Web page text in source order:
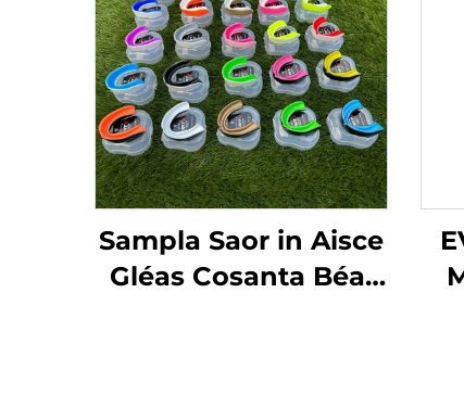
Sampla Saor in Aisce
Gléas Cosanta Béal